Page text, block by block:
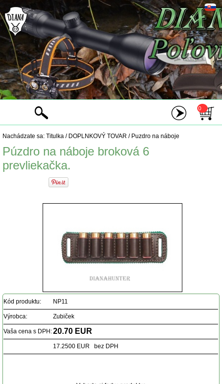
0
Nachádzate sa: Titulka / DOPLNKOVÝ TOVAR / Puzdro na náboje
Púzdro na náboje broková 6
prevliekačka.
Kód produktu: NP11
Výrobca: Zubiček
Vaša cena s DPH:20.70 EUR
17.2500 EUR bez DPH